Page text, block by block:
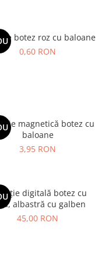
botez roz cu baloane
0,60 RON
magnetică botez cu
baloane
3,95 RON
digitală botez cu
albastră cu galben
45,00 RON